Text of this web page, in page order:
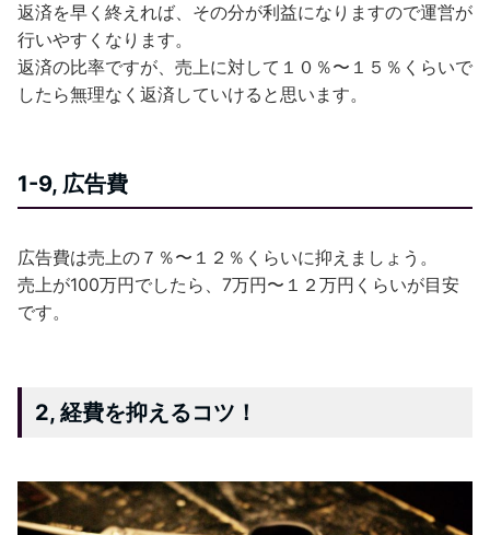
返済を早く終えれば、その分が利益になりますので運営が
行いやすくなります。
返済の比率ですが、売上に対して１０％〜１５％くらいで
したら無理なく返済していけると思います。
1-9, 広告費
広告費は売上の７％〜１２％くらいに抑えましょう。
売上が100万円でしたら、7万円〜１２万円くらいが目安
です。
2, 経費を抑えるコツ！